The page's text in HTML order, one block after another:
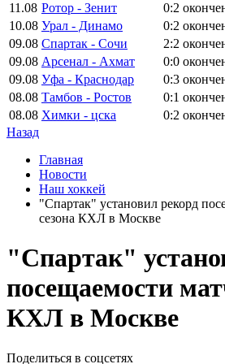
11.08 Ротор - Зенит 0:2
10.08 Урал - Динамо 0:2
09.08 Спартак - Сочи 2:2
09.08 Арсенал - Ахмат 0:0
09.08 Уфа - Краснодар 0:3
08.08 Тамбов - Ростов 0:1
08.08 Химки - цска 0:2
Назад
Главная
Новости
Наш хоккей
"Спартак" установил рекорд
сезона КХЛ в Москве
"Спартак"
посещаемости
КХЛ в Москве
Поделиться в соцсетях